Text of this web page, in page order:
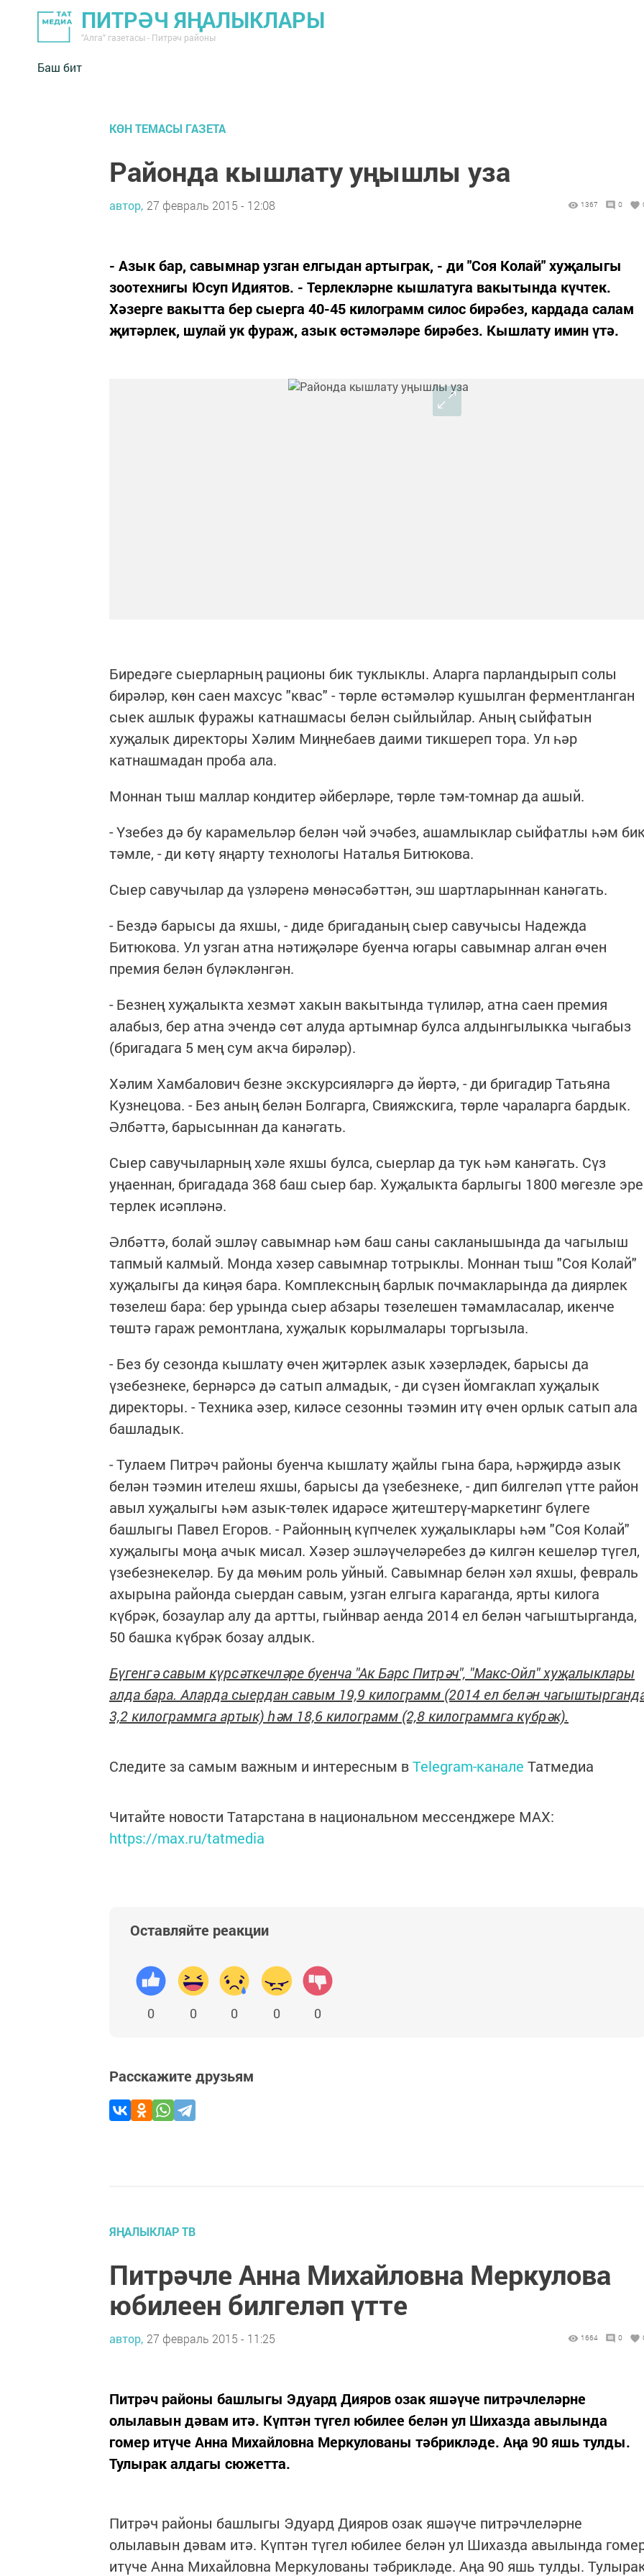
ПИТРӘЧ ЯҢАЛЫКЛАРЫ
"Алга" газетасы - Питрәч районы
Баш бит
КӨН ТЕМАСЫ ГАЗЕТА
Районда кышлату уңышлы уза
автор, 27 февраль 2015 - 12:08 1367 0
- Азык бар, савымнар узган елгыдан артыграк, - ди "Соя Колай" хуҗалыгы
зоотехнигы Юсуп Идиятов. - Терлекләрне кышлатуга вакытында күчтек.
Хәзерге вакытта бер сыерга 40-45 килограмм силос бирәбез, кардада салам
җитәрлек, шулай ук фураж, азык өстәмәләре бирәбез. Кышлату имин үтә.
Биредәге сыерларның рационы бик туклыклы. Аларга парландырып солы
бирәләр, көн саен махсус "квас" - төрле өстәмәләр кушылган ферментланган
сыек ашлык фуражы катнашмасы белән сыйлыйлар. Аның сыйфатын
хуҗалык директоры Хәлим Миңнебаев даими тикшереп тора. Ул һәр
катнашмадан проба ала.
Моннан тыш маллар кондитер әйберләре, төрле тәм-томнар да ашый.
- Үзебез дә бу карамельләр белән чәй эчәбез, ашамлыклар сыйфатлы һәм
тәмле, - ди көтү яңарту технологы Наталья Битюкова.
Сыер савучылар да үзләренә мөнәсәбәттән, эш шартларыннан канәгать.
- Бездә барысы да яхшы, - диде бригаданың сыер савучысы Надежда
Битюкова. Ул узган атна нәтиҗәләре буенча югары савымнар алган өчен
премия белән бүләкләнгән.
- Безнең хуҗалыкта хезмәт хакын вакытында түлиләр, атна саен премия
алабыз, бер атна эчендә сөт алуда артымнар булса алдынгылыкка чыгабыз
(бригадага 5 мең сум акча бирәләр).
Хәлим Хамбалович безне экскурсияләргә дә йөртә, - ди бригадир Татьяна
Кузнецова. - Без аның белән Болгарга, Свияжскига, төрле чараларга бардык.
Әлбәттә, барысыннан да канәгать.
Сыер савучыларның хәле яхшы булса, сыерлар да тук һәм канәгать. Сүз
уңаеннан, бригадада 368 баш сыер бар. Хуҗалыкта барлыгы 1800 мөгезле эре
терлек исәпләнә.
Әлбәттә, болай эшләү савымнар һәм баш саны сакланышында да чагылыш
тапмый калмый. Монда хәзер савымнар тотрыклы. Моннан тыш "Соя Колай"
хуҗалыгы да киңәя бара. Комплексның барлык почмакларында да диярлек
төзелеш бара: бер урында сыер абзары төзелешен тәмамласалар, икенче
төштә гараж ремонтлана, хуҗалык корылмалары торгызыла.
- Без бу сезонда кышлату өчен җитәрлек азык хәзерләдек, барысы да
үзебезнеке, бернәрсә дә сатып алмадык, - ди сүзен йомгаклап хуҗалык
директоры. - Техника әзер, киләсе сезонны тәэмин итү өчен орлык сатып ала
башладык.
- Тулаем Питрәч районы буенча кышлату җайлы гына бара, һәрҗирдә азык
белән тәэмин ителеш яхшы, барысы да үзебезнеке, - дип билгеләп үтте район
авыл хуҗалыгы һәм азык-төлек идарәсе җитештерү-маркетинг бүлеге
башлыгы Павел Егоров. - Районның күпчелек хуҗалыклары һәм "Соя Колай"
хуҗалыгы моңа ачык мисал. Хәзер эшләүчеләребез дә килгән кешеләр түгел,
үзебезнекеләр. Бу да мөһим роль уйный. Савымнар белән хәл яхшы, февраль
ахырына районда сыердан савым, узган елгыга караганда, ярты килога
күбрәк, бозаулар алу да артты, гыйнвар аенда 2014 ел белән чагыштырганда,
50 башка күбрәк бозау алдык.
Бүгенгә савым күрсәткечләре буенча "Ак Барс Питрәч", "Макс-Ойл" хуҗалыклары
алда бара. Аларда сыердан савым 19,9 килограмм (2014 ел белән
3,2 килограммга артык) һәм 18,6 килограмм (2,8 килограммга күбрәк).
Следите за самым важным и интересным вTelegram-канале Татмедиа
Читайте новости Татарстана в национальном мессенджере MАХ:
https://max.ru/tatmedia
Оставляйте реакции
0 0 0 0 0
Расскажите друзьям
ЯҢАЛЫКЛАР ТВ
Питрәчле Анна Михайловна Меркулова
юбилеен билгеләп үтте
автор, 27 февраль 2015 - 11:25 1664 0
Питрәч районы башлыгы Эдуард Дияров озак яшәүче питрәчлеләрне
олылавын дәвам итә. Күптән түгел юбилее белән ул Шихазда авылында
гомер итүче Анна Михайловна Меркулованы тәбрикләде. Аңа 90 яшь тулды.
Тулырак алдагы сюжетта.
Питрәч районы башлыгы Эдуард Дияров озак яшәүче питрәчлеләрне
олылавын дәвам итә. Күптән түгел юбилее белән ул Шихазда авылында
итүче Анна Михайловна Меркулованы тәбрикләде. Аңа 90 яшь тулды.